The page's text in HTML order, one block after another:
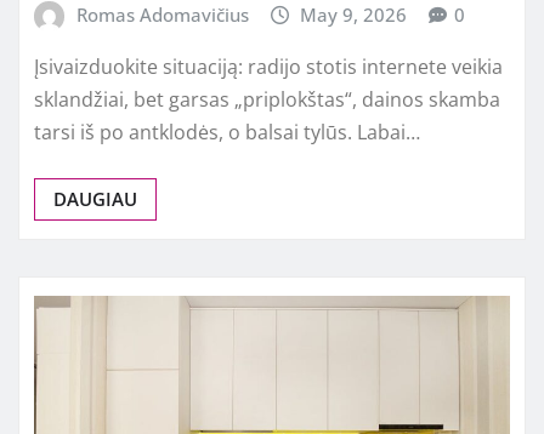
Romas Adomavičius May 9, 2026 0
Įsivaizduokite situaciją: radijo stotis internete veikia
sklandžiai, bet garsas „priplokštas“, dainos skamba
tarsi iš po antklodės, o balsai tylūs. Labai…
DAUGIAU